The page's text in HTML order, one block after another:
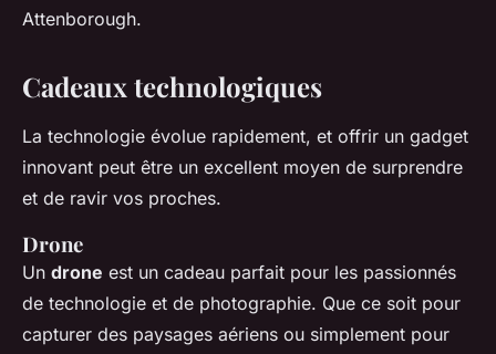
Attenborough.
Cadeaux technologiques
La technologie évolue rapidement, et offrir un gadget
innovant peut être un excellent moyen de surprendre
et de ravir vos proches.
Drone
Un drone est un cadeau parfait pour les passionnés
de technologie et de photographie. Que ce soit pour
capturer des paysages aériens ou simplement pour